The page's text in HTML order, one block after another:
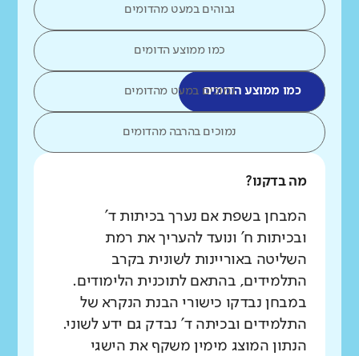
גבוהים במעט מהדומים
כמו ממוצע הדומים
כמו ממוצע הדומיםנמוכים במעט מהדומים
נמוכים בהרבה מהדומים
מה בדקנו?
המבחן בשפת אם נערך בכיתות ד'
ובכיתות ח' ונועד להעריך את רמת
השליטה באוריינות לשונית בקרב
התלמידים, בהתאם לתוכנית הלימודים.
במבחן נבדקו כישורי הבנת הנקרא של
התלמידים ובכיתה ד' נבדק גם ידע לשוני.
הנתון המוצג מימין משקף את הישגי